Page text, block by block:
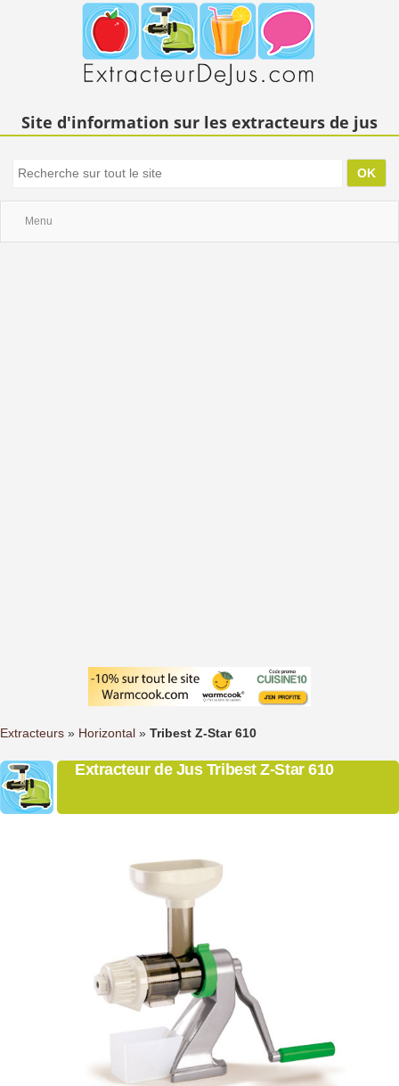
Site d'information sur les extracteurs de jus
Menu
Extracteurs » Horizontal » Tribest Z-Star 610
Extracteur de Jus Tribest Z-Star 610